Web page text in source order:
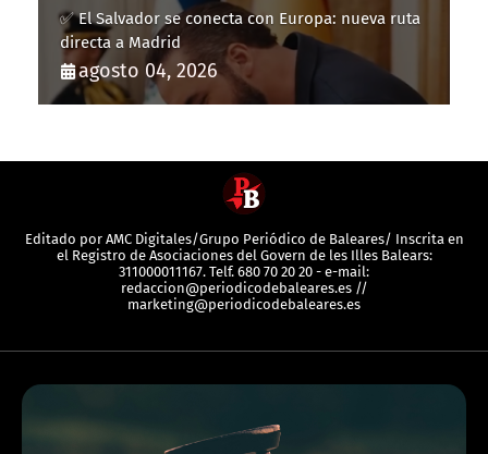
✅ El Salvador se conecta con Europa: nueva ruta
directa a Madrid
agosto 04, 2026
Editado por AMC Digitales/Grupo Periódico de Baleares/ Inscrita en
el Registro de Asociaciones del Govern de les Illes Balears:
311000011167. Telf. 680 70 20 20 - e-mail:
redaccion@periodicodebaleares.es //
marketing@periodicodebaleares.es